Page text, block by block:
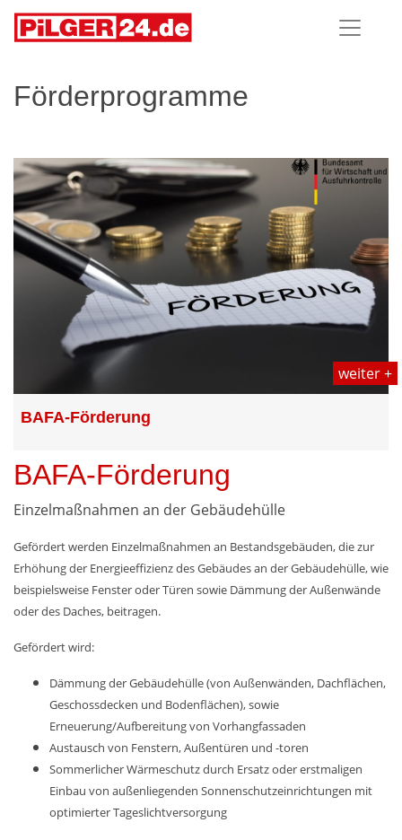
Förderprogramme
weiter +
BAFA-Förderung
BAFA-Förderung
Einzelmaßnahmen an der Gebäudehülle
Gefördert werden Einzelmaßnahmen an Bestandsgebäuden, die zur
Erhöhung der Energieeffizienz des Gebäudes an der Gebäudehülle, wie
beispielsweise Fenster oder Türen sowie Dämmung der Außenwände
oder des Daches, beitragen.
Gefördert wird:
Dämmung der Gebäudehülle (von Außenwänden, Dachflächen,
Geschossdecken und Bodenflächen), sowie
Erneuerung/Aufbereitung von Vorhangfassaden
Austausch von Fenstern, Außentüren und -toren
Sommerlicher Wärmeschutz durch Ersatz oder erstmaligen
Einbau von außenliegenden Sonnenschutzeinrichtungen mit
optimierter Tageslichtversorgung